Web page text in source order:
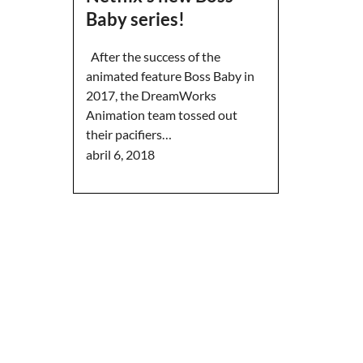
Baby series!
After the success of the
animated feature Boss Baby in
2017, the DreamWorks
Animation team tossed out
their pacifiers…
abril 6, 2018